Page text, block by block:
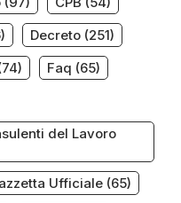
Decreto(251)
Faq (65)
del Lavoro
Ufficiale(65)